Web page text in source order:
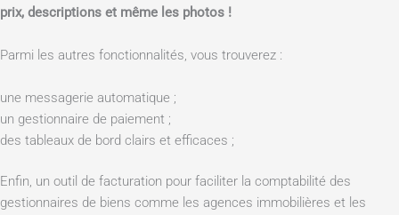
prix, descriptions et même les photos !
Parmi les autres fonctionnalités, vous trouverez :
une messagerie automatique ;
un gestionnaire de paiement ;
des tableaux de bord clairs et efficaces ;
Enfin, un outil de facturation pour faciliter la comptabilité des
gestionnaires de biens comme les agences immobilières et les